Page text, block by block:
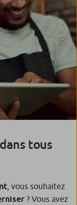
tous
, vous souhaitez
? Vous avez